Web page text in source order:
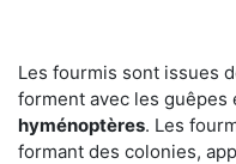
Les fourmis sont issues
forment avec les guêpes
hyménoptères. Les
formant des colonies,